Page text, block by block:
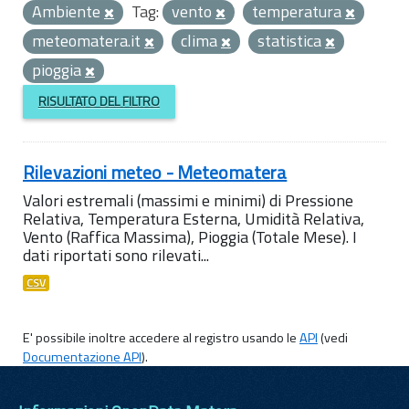
Ambiente
Tag: vento
temperatura
meteomatera.it
clima
statistica
pioggia
RISULTATO DEL FILTRO
Rilevazioni meteo - Meteomatera
Valori estremali (massimi e minimi) di Pressione
Relativa, Temperatura Esterna, Umidità Relativa,
Vento (Raffica Massima), Pioggia (Totale Mese). I
dati riportati sono rilevati...
CSV
E' possibile inoltre accedere al registro usando leAPI(vedi
Documentazione API).